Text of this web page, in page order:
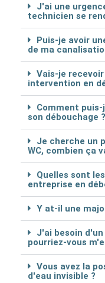
J'ai une
technicien se
Puis-je avoir
de ma
Vais-je
intervention en
Comment
son débouchage ?
Je cherche un
WC, combien ça
Quelles sont
entreprise en
Y at-il une
J'ai besoin
pourriez-vous
Vous avez la
d'eau invisible ?